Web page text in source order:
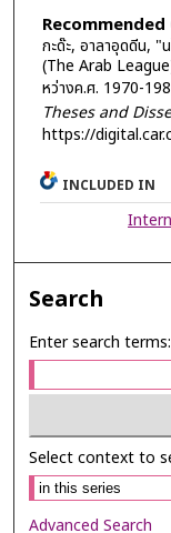
กะด๊ะ, อาลาอุดดีน,
(The Arab
หว่างค.ศ. 1970-
Theses and
https://
INCLUDED IN
Search
Enter search terms:
Select context to
Advanced Search